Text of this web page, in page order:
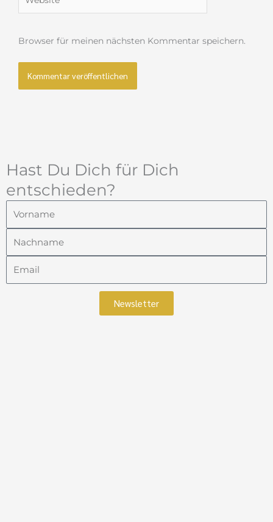
Browser für meinen nächsten Kommentar speichern.
Hast Du Dich für Dich
entschieden?
Newsletter